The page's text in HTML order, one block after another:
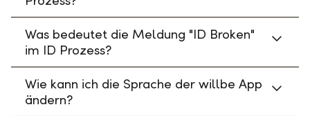
Was bedeutet die Meldung "ID Broken"
im ID Prozess?
Wie kann ich die Sprache der willbe App
ändern?